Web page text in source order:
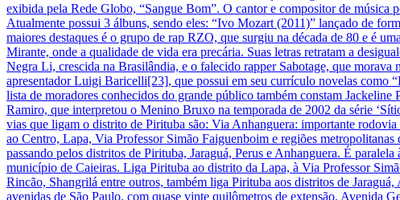
exibida pela Rede Globo, “Sangue Bom”. O cantor e compositor de música
Atualmente possui 3 álbuns, sendo eles: “Ivo Mozart (2011)” lançado de
maiores destaques é o grupo de rap RZO, que surgiu na década de 80 e é
Mirante, onde a qualidade de vida era precária. Suas letras retratam a
Negra Li, crescida na Brasilândia, e o falecido rapper Sabotage, que
apresentador Luigi Baricelli[23], que possui em seu currículo novelas como
lista de moradores conhecidos do grande público também constam
Ramiro, que interpretou o Menino Bruxo na temporada de 2002 da série
vias que ligam o distrito de Pirituba são: Via Anhanguera: importante
ao Centro, Lapa, Via Professor Simão Faiguenboim e regiões
passando pelos distritos de Pirituba, Jaraguá, Perus e Anhanguera. É
município de Caieiras. Liga Pirituba ao distrito da Lapa, à Via Professor
Rincão, Shangrilá entre outros, também liga Pirituba aos distritos de
avenidas de São Paulo, com quase vinte quilômetros de extensão. Avenida